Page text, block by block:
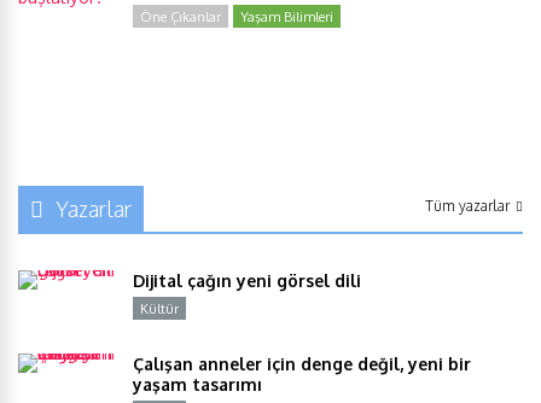
Öne Çıkanlar Yaşam Bilimleri
Yazarlar Tüm yazarlar
Dijital çağın yeni görsel dili
Kültür
Çalışan anneler için denge değil, yeni bir
yaşam tasarımı